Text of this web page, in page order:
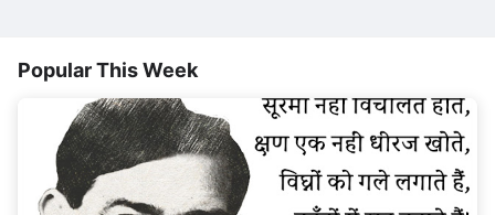
Popular This Week